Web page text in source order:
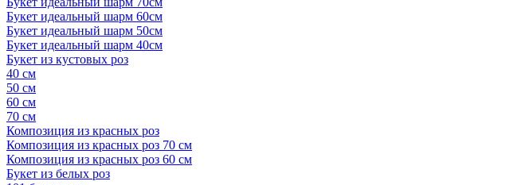
Букет идеальный шарм 60см
Букет идеальный шарм 50см
Букет идеальный шарм 40см
Букет из кустовых роз
40 см
50 см
60 см
70 см
Композиция из красных роз
Композиция из красных роз 70 см
Композиция из красных роз 60 см
Букет из белых роз